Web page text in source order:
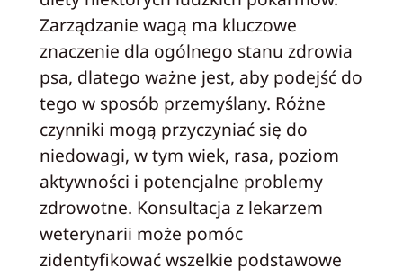
Zarządzanie wagą ma kluczowe
znaczenie dla ogólnego stanu zdrowia
psa, dlatego ważne jest, aby podejść do
tego w sposób przemyślany. Różne
czynniki mogą przyczyniać się do
niedowagi, w tym wiek, rasa, poziom
aktywności i potencjalne problemy
zdrowotne. Konsultacja z lekarzem
weterynarii może pomóc
zidentyfikować wszelkie podstawowe